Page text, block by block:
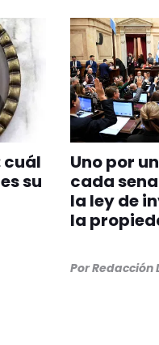
cuál
su
Uno por
cada
la ley de
la
PorRedacción